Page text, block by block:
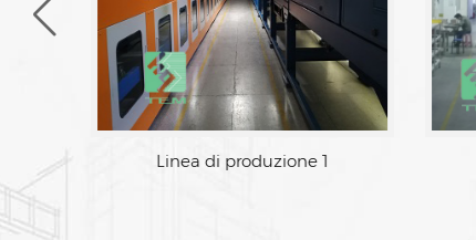
Zona di fabbrica